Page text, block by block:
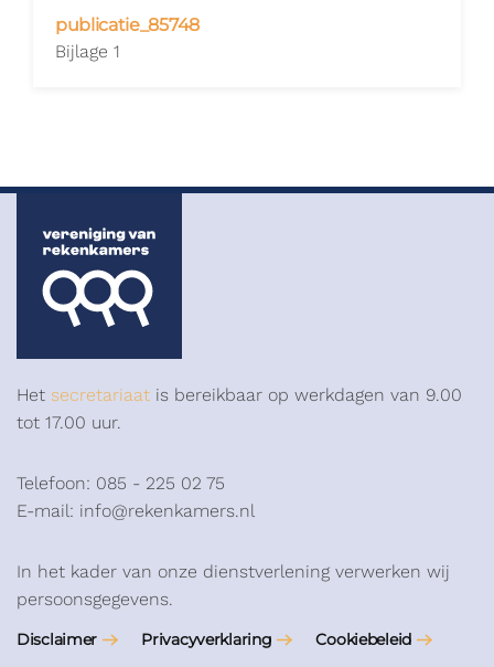
publicatie_85748
Bijlage 1
Het secretariaat is bereikbaar op werkdagen van 9.00
tot 17.00 uur.
Telefoon: 085 - 225 02 75
E-mail: info@rekenkamers.nl
In het kader van onze dienstverlening verwerken wij
persoonsgegevens.
Disclaimer Privacyverklaring
Cookiebeleid